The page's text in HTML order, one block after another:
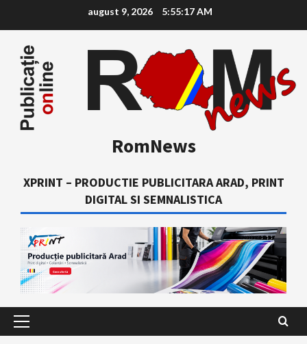
content
august 9, 2026 5:55:18 AM
RomNews
XPRINT – PRODUCTIE PUBLICITARA ARAD, PRINT
DIGITAL SI SEMNALISTICA
Primary